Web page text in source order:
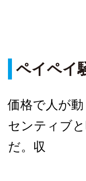
ペイペイ
価格で人が
センティブ
だ。収